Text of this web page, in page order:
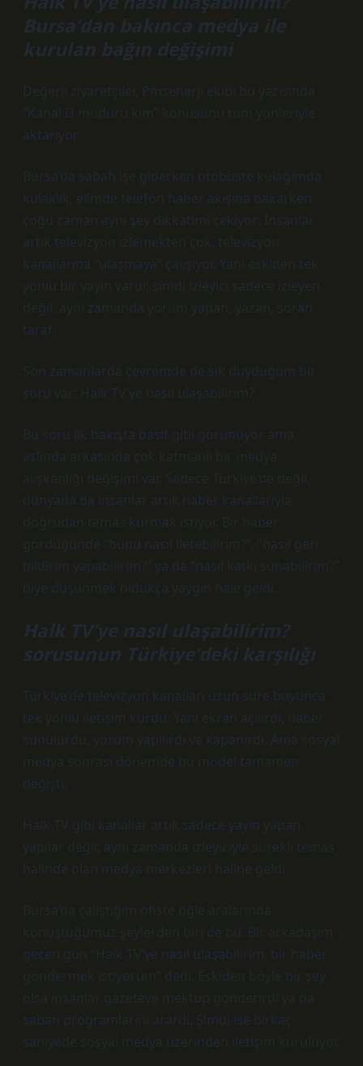
Bursa’dan bakınca medya ile
kurulan bağın değişimi
Değerli ziyaretçiler, Pmsenerji ekibi bu yazısında
“Kanal D müdürü kim” konusunu tüm yönleriyle
aktarıyor.
Bursa’da sabah işe giderken otobüste kulağımda
kulaklık, elimde telefon haber akışına bakarken
çoğu zaman aynı şey dikkatimi çekiyor: İnsanlar
artık televizyon izlemekten çok, televizyon
kanallarına “ulaşmaya” çalışıyor. Yani eskiden tek
yönlü bir yayın vardı; şimdi izleyici sadece izleyen
değil, aynı zamanda yorum yapan, yazan, soran
taraf.
Son zamanlarda çevremde de sık duyduğum bir
soru var: Halk TV’ye nasıl ulaşabilirim?
Bu soru ilk bakışta basit gibi görünüyor ama
aslında arkasında çok katmanlı bir medya
alışkanlığı değişimi var. Sadece Türkiye’de değil,
dünyada da insanlar artık haber kanallarıyla
doğrudan temas kurmak istiyor. Bir haber
gördüğünde “bunu nasıl iletebilirim?”, “nasıl geri
bildirim yapabilirim?” ya da “nasıl katkı sunabilirim?”
diye düşünmek oldukça yaygın hale geldi.
Halk TV’ye nasıl ulaşabilirim?
sorusunun Türkiye’deki karşılığı
Türkiye’de televizyon kanalları uzun süre boyunca
tek yönlü iletişim kurdu. Yani ekran açılırdı, haber
sunulurdu, yorum yapılırdı ve kapanırdı. Ama sosyal
medya sonrası dönemde bu model tamamen
değişti.
Halk TV gibi kanallar artık sadece yayın yapan
yapılar değil; aynı zamanda izleyiciyle sürekli temas
halinde olan medya merkezleri haline geldi.
Bursa’da çalıştığım ofiste öğle aralarında
konuştuğumuz şeylerden biri de bu. Bir arkadaşım
geçen gün “Halk TV’ye nasıl ulaşabilirim, bir haber
göndermek istiyorum” dedi. Eskiden böyle bir şey
olsa insanlar gazeteye mektup gönderirdi ya da
sabah programlarını arardı. Şimdi ise birkaç
saniyede sosyal medya üzerinden iletişim kuruluyor.